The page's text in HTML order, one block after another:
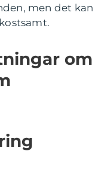
men det kan
om